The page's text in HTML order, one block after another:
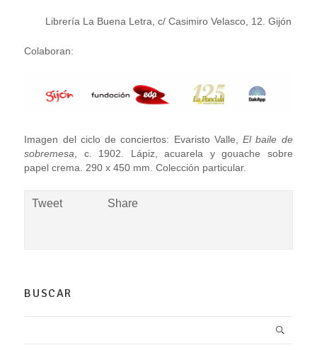
Librería La Buena Letra, c/ Casimiro Velasco, 12. Gijón
Colaboran:
Imagen del ciclo de conciertos: Evaristo Valle,El baile de
sobremesa , c. 1902. Lápiz, acuarela y gouache sobre
papel crema. 290 x 450 mm. Colección particular.
Tweet Share
BUSCAR